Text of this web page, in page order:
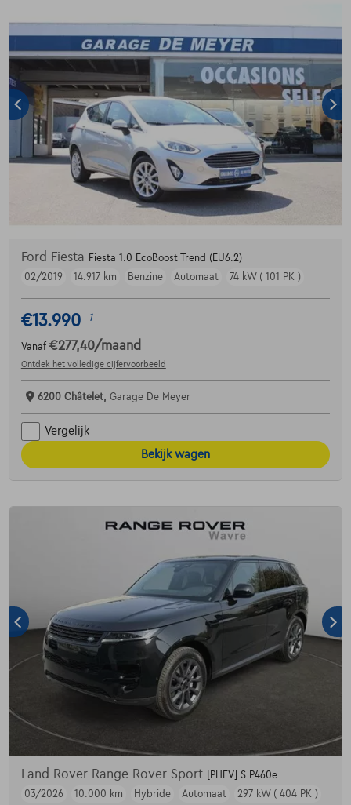
Ford Fiesta Fiesta 1.0 EcoBoost Trend (EU6.2)
02/2019
14.917 km Benzine Automaat 74 kW ( 101 PK )
€13.990 1
Vanaf €277,40/maand
Ontdek het volledige cijfervoorbeeld
6200 Châtelet, Garage De Meyer
Vergelijk
Bekijk wagen
Land Rover Range Rover Sport
[PHEV] S P460e
03/2026
10.000 km Hybride Automaat 297 kW ( 404 PK )